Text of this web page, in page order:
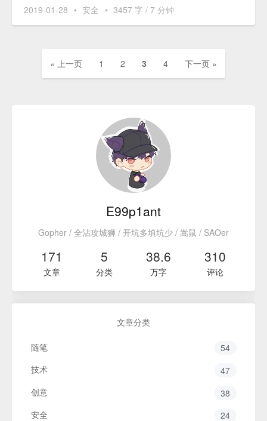
2019-01-28 • 安全 • 3457 字 / 7 分钟
« 上一页 1 2 3 4 下一页 »
E99p1ant
Gopher / 全沾攻城狮 / 开坑多填坑少 / 嵩鼠 / SAOer
171
文章
5
分类
38.6
万字
310
评论
文章分类
随笔
54
技术
47
创意
38
安全
24